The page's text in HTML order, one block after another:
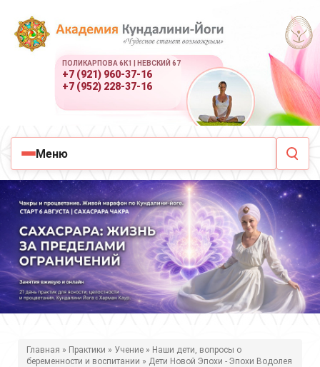
ПОЛИКАРПОВА 6К1 | НЕВСКИЙ 67
+7 (921) 960-37-16
+7 (952) 228-37-16
Меню
Главная » Практики » Учение » Наши дети, вопросы о
беременности и воспитании » Дети Новой Эпохи - Эпохи Водолея